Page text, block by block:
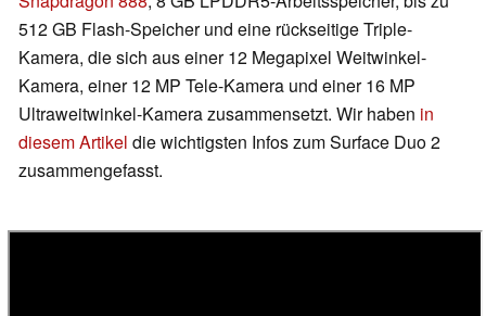
512 GB Flash-Speicher und eine rückseitige Triple-
Kamera, die sich aus einer 12 Megapixel Weitwinkel-
Kamera, einer 12 MP Tele-Kamera und einer 16 MP
Ultraweitwinkel-Kamera zusammensetzt. Wir haben in
diesem Artikel die wichtigsten Infos zum Surface Duo 2
zusammengefasst.